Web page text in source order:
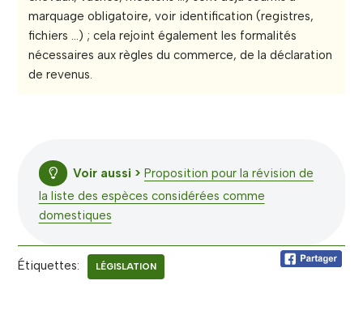
marquage obligatoire, voir identification (registres,
fichiers …) ; cela rejoint également les formalités
nécessaires aux règles du commerce, de la déclaration
de revenus.
Voir aussi > Proposition pour la révision de
la liste des espèces considérées comme
domestiques
Étiquettes: LÉGISLATION